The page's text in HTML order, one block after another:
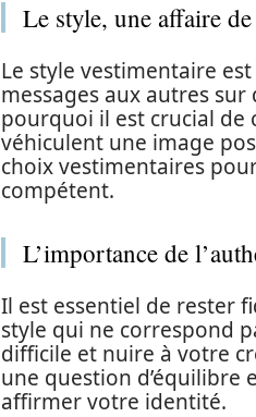
Le style, une affaire
Le style vestimentaire
messages aux autres sur
pourquoi il est crucial de
véhiculent une image
choix vestimentaires
compétent.
L’importance de
Il est essentiel de rester
style qui ne correspond
difficile et nuire à votre
une question d’équilibre
affirmer votre identité.